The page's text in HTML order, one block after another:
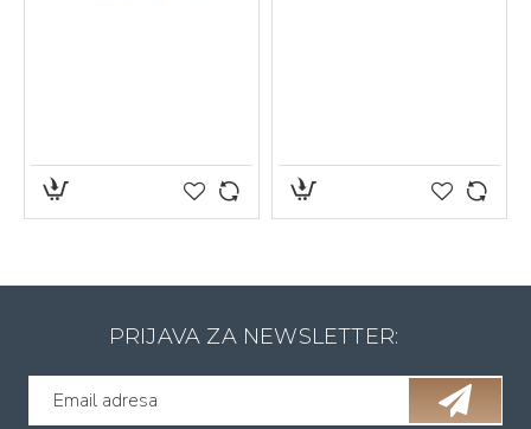
PRIJAVA ZA NEWSLETTER: